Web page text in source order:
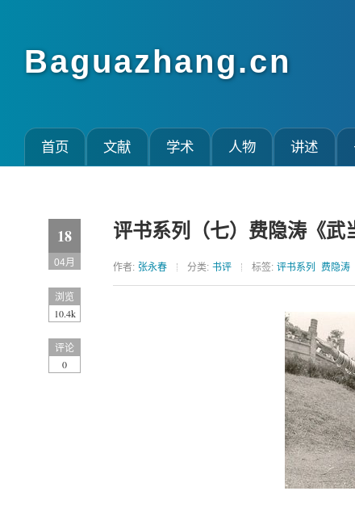
Baguazhang.cn
首页 文献 学术 人物 讲述
评书系列（七）费隐涛《武
18
04月 作者: 张永春 分类: 书评 标签: 评书系列 费隐涛
浏览
10.4k
评论
0